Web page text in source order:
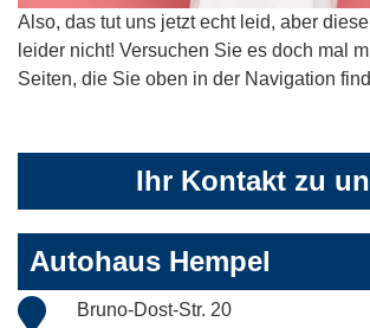
Also, das tut uns jetzt echt leid, aber
leider nicht! Versuchen Sie es doch mal
Seiten, die Sie oben in der Navigation
Ihr Kontakt zu
Autohaus Hempel
Bruno-Dost-Str. 20